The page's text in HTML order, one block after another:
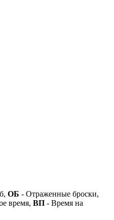
ОБ - Отраженные броски,
время, ВП - Время на